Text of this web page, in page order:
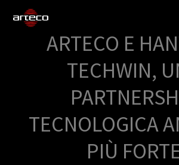
SOLUZIONI
TRAINING
PARTNERS
ARTECO E
TECHWIN,
TECNOLOGICA
PIÙ